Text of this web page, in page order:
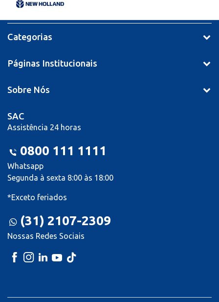
Categorias
Páginas Institucionais
Sobre Nós
SAC
Assistência 24 horas
0800 111 1111
Whatsapp
Segunda à sexta 8:00 às 18:00
*Exceto feriados
(31) 2107-2309
Nossas Redes Sociais